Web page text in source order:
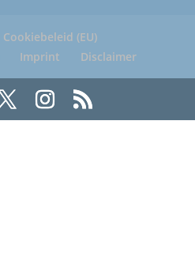
Cookiebeleid (EU)
Imprint Disclaimer